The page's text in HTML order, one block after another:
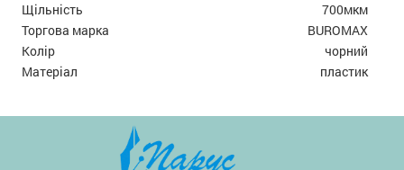
Щільність
700мкм
Торгова марка
BUROMAX
Колір
чорний
Матеріал
пластик